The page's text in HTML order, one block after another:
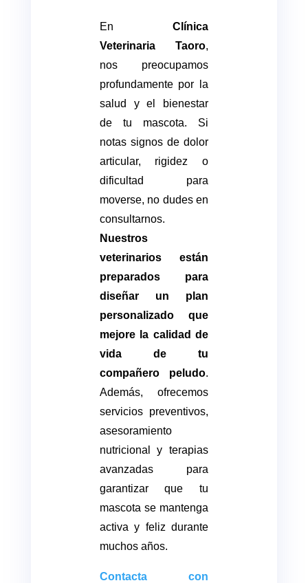
EnClínica
Veterinaria Taoro,
nos preocupamos
profundamente por la
salud y el bienestar
de tu mascota. Si
notas signos de dolor
articular, rigidez o
dificultad para
moverse, no dudes en
consultarnos.
Nuestros
veterinarios están
preparados para
diseñar un plan
personalizado que
mejore la calidad de
vida de tu
compañero peludo.
Además, ofrecemos
servicios preventivos,
asesoramiento
nutricional y terapias
avanzadas para
garantizar que tu
mascota se mantenga
activa y feliz durante
muchos años.
Contacta con